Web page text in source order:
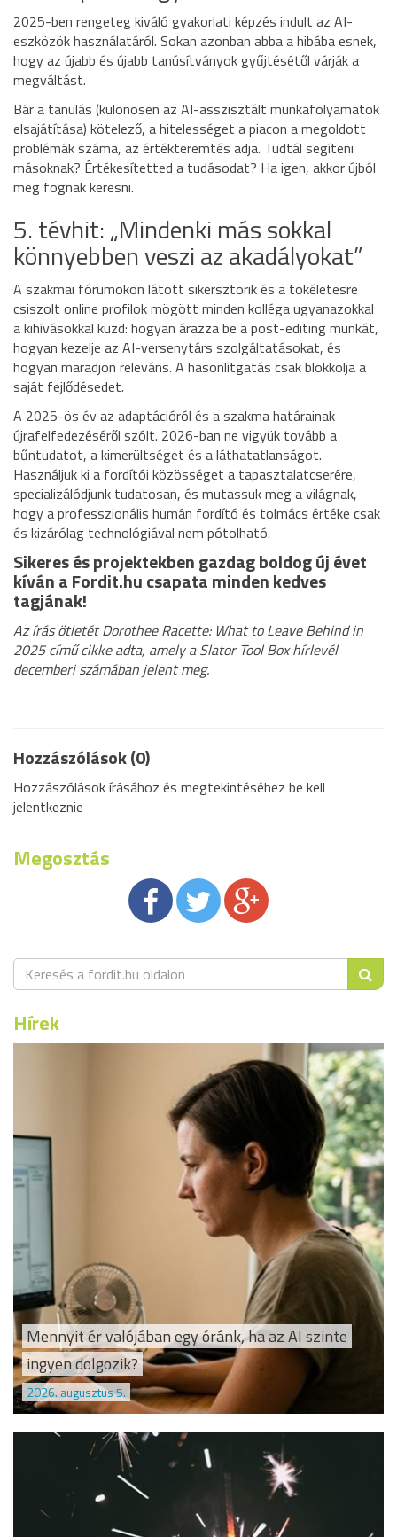
2025-ben rengeteg kiváló gyakorlati képzés indult az AI-
eszközök használatáról. Sokan azonban abba a hibába esnek,
hogy az újabb és újabb tanúsítványok gyűjtésétől várják a
megváltást.
Bár a tanulás (különösen az AI-asszisztált munkafolyamatok
elsajátítása) kötelező, a hitelességet a piacon a megoldott
problémák száma, az értékteremtés adja. Tudtál segíteni
másoknak? Értékesítetted a tudásodat? Ha igen, akkor újból
meg fognak keresni.
5. tévhit: „Mindenki más sokkal
könnyebben veszi az akadályokat”
A szakmai fórumokon látott sikersztorik és a tökéletesre
csiszolt online profilok mögött minden kolléga ugyanazokkal
a kihívásokkal küzd: hogyan árazza be a post-editing munkát,
hogyan kezelje az AI-versenytárs szolgáltatásokat, és
hogyan maradjon releváns. A hasonlítgatás csak blokkolja a
saját fejlődésedet.
A 2025-ös év az adaptációról és a szakma határainak
újrafelfedezéséről szólt. 2026-ban ne vigyük tovább a
bűntudatot, a kimerültséget és a láthatatlanságot.
Használjuk ki a fordítói közösséget a tapasztalatcserére,
specializálódjunk tudatosan, és mutassuk meg a világnak,
hogy a professzionális humán fordító és tolmács értéke csak
és kizárólag technológiával nem pótolható.
Sikeres és projektekben gazdag boldog új évet
kíván a Fordit.hu csapata minden kedves
tagjának!
Az írás ötletét Dorothee Racette: What to Leave Behind in
2025 című cikke adta, amely a Slator Tool Box hírlevél
decemberi számában jelent meg.
Hozzászólások (0)
Hozzászólások írásához és megtekintéséhez be kell
jelentkeznie
Megosztás
Hírek
Mennyit ér valójában egy óránk, ha az AI szinte
ingyen dolgozik?
2026. augusztus 5.